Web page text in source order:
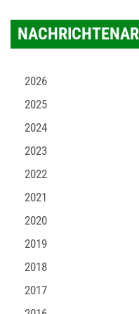
2026
2025
2024
2023
2022
2021
2020
2019
2018
2017